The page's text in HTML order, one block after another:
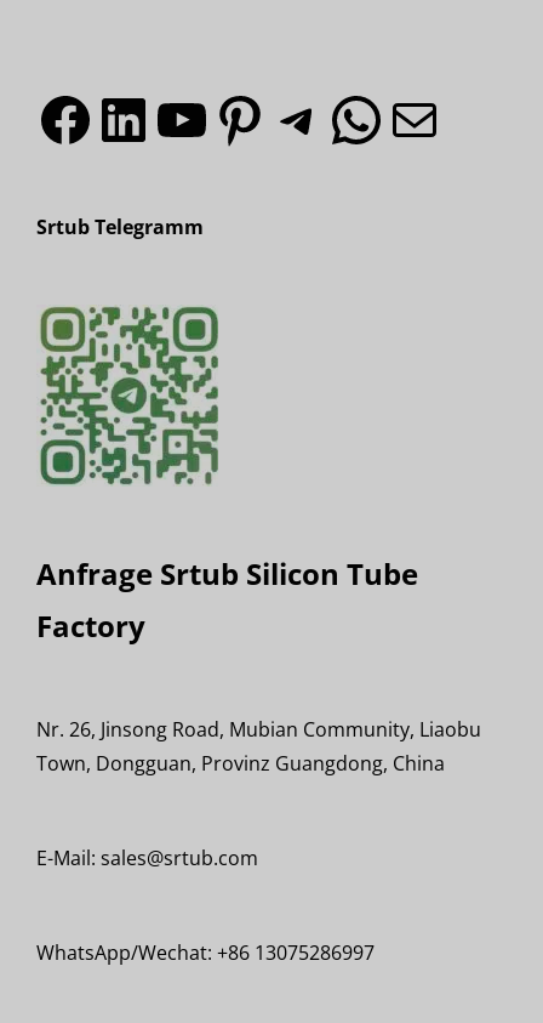
Facebook
LinkedIn
YouTube
Pinterest
Srtub Telegramm
Anfrage Srtub Silicon Tube
Factory
Nr. 26, Jinsong Road, Mubian Community, Liaobu
Town, Dongguan, Provinz Guangdong, China
E-Mail: sales@srtub.com
WhatsApp/Wechat: +86 13075286997